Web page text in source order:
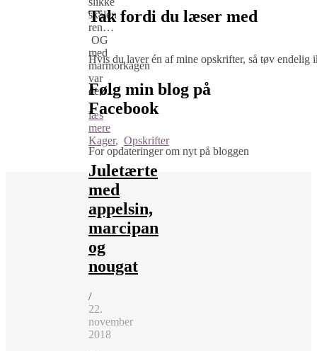
skålen
ren…
OG
med
marmorkagen
var
der…
læs
mere
Kager, Opskrifter
Juletærte
med
appelsin,
marcipan
og
nougat
/
22.
november
2018
Tak fordi du læser med
Hvis du laver én af mine opskrifter, så tøv endelig
Følg min blog på
Facebook
For opdateringer om nyt på bloggen